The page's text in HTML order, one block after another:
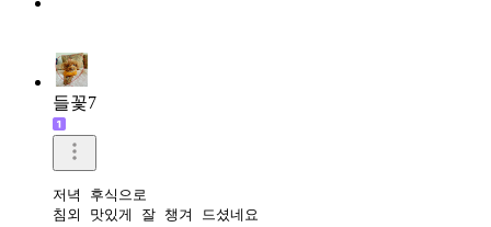
들꽃7
저녁 후식으로